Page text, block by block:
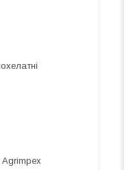
Agrimpex